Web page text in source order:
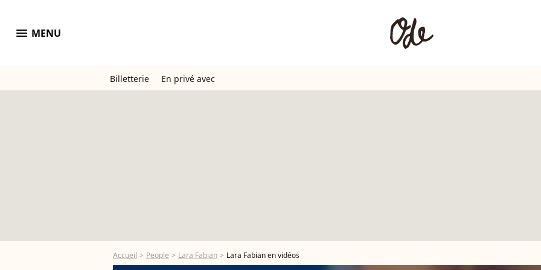
menu MENU
Billetterie En privé avec
Accueil People Lara Fabian Lara Fabian en vidéos